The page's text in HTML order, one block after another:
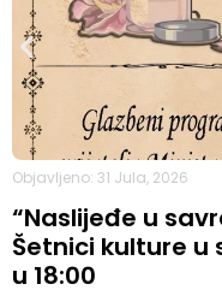
Objavljeno: 31 Jula, 2026
“Naslijeđe u
Šetnici kulture u
u 18:00